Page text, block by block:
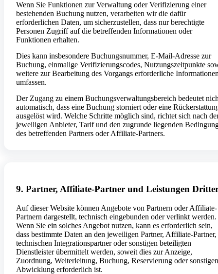
Wenn Sie Funktionen zur Verwaltung oder Verifizierung einer
bestehenden Buchung nutzen, verarbeiten wir die dafür
erforderlichen Daten, um sicherzustellen, dass nur berechtigte
Personen Zugriff auf die betreffenden Informationen oder
Funktionen erhalten.
Dies kann insbesondere Buchungsnummer, E-Mail-Adresse zur
Buchung, einmalige Verifizierungscodes, Nutzungszeitpunkte
weitere zur Bearbeitung des Vorgangs erforderliche
umfassen.
Der Zugang zu einem Buchungsverwaltungsbereich bedeutet
automatisch, dass eine Buchung storniert oder eine
ausgelöst wird. Welche Schritte möglich sind, richtet sich nach
jeweiligen Anbieter, Tarif und den zugrunde liegenden
des betreffenden Partners oder Affiliate-Partners.
9. Partner, Affiliate-Partner und Leistungen
Auf dieser Website können Angebote von Partnern oder Affiliate-
Partnern dargestellt, technisch eingebunden oder verlinkt werden.
Wenn Sie ein solches Angebot nutzen, kann es erforderlich sein,
dass bestimmte Daten an den jeweiligen Partner, Affiliate-Partner,
technischen Integrationspartner oder sonstigen beteiligten
Dienstleister übermittelt werden, soweit dies zur Anzeige,
Zuordnung, Weiterleitung, Buchung, Reservierung oder sonstigen
Abwicklung erforderlich ist.